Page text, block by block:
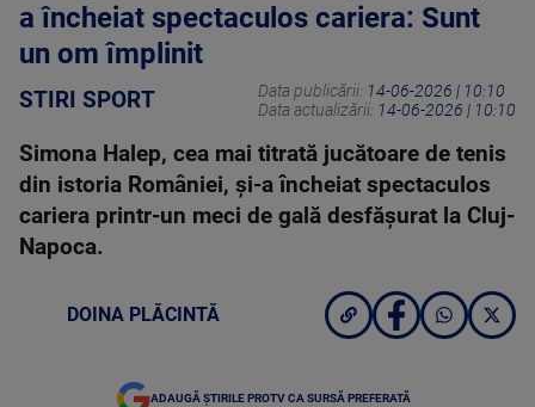
a încheiat spectaculos cariera: Sunt
un om împlinit
STIRI SPORT Data publicării: 14-06-2026 | 10:10
Data actualizării: 14-06-2026 | 10:10
Simona Halep, cea mai titrată jucătoare de tenis
din istoria României, și-a încheiat spectaculos
cariera printr-un meci de gală desfășurat la Cluj-
Napoca.
DOINA PLĂCINTĂ
ADAUGĂ ȘTIRILE PROTV CA SURSĂ PREFERATĂ